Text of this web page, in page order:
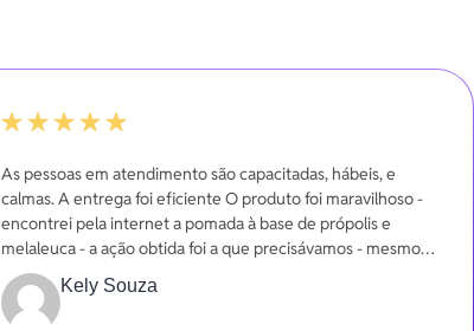
As pessoas em atendimento são capacitadas, hábeis, e
calmas. A entrega foi eficiente O produto foi maravilhoso -
encontrei pela internet a pomada à base de própolis e
melaleuca - a ação obtida foi a que precisávamos - mesmo
em poucos dias.
Kely Souza